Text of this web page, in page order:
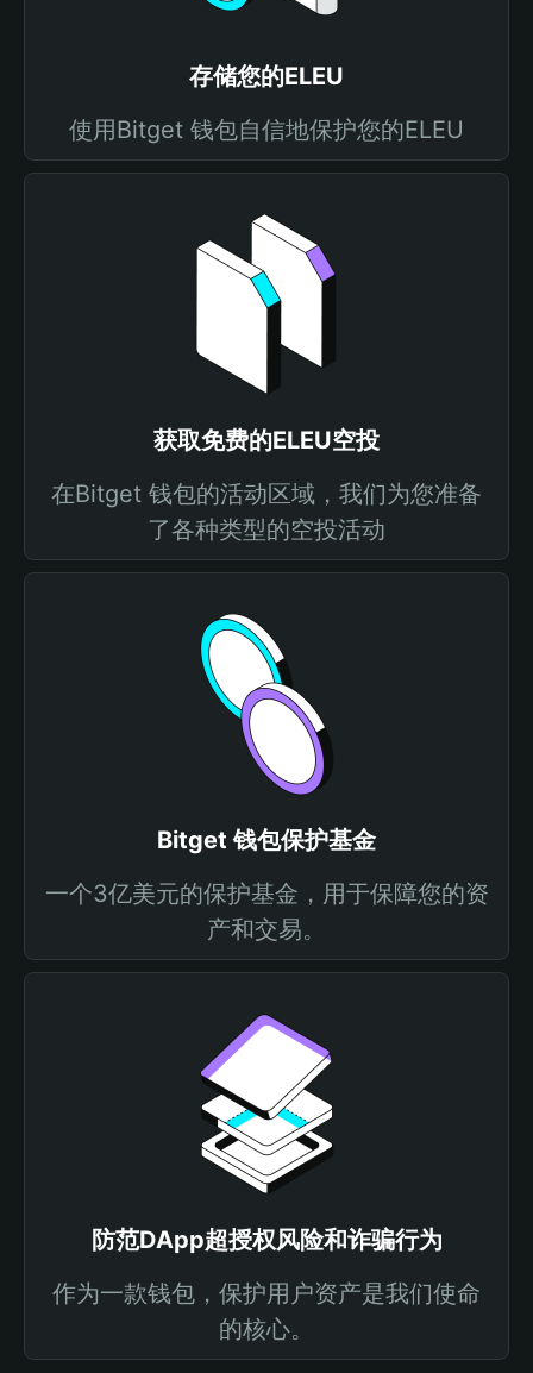
存储您的ELEU
使用Bitget 钱包自信地保护您的ELEU
获取免费的ELEU空投
在Bitget 钱包的活动区域，我们为您准备
了各种类型的空投活动
Bitget 钱包保护基金
一个3亿美元的保护基金，用于保障您的资
产和交易。
防范DApp超授权风险和诈骗行为
作为一款钱包，保护用户资产是我们使命
的核心。